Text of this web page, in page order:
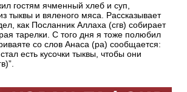
гостям ячменный хлеб и суп,
тыквы и вяленого мяса. Рассказывает
как Посланник Аллаха (сгв) собирает
тарелки. С того дня я тоже полюбил
со слов Анаса (ра) сообщается:
есть кусочки тыквы, чтобы они